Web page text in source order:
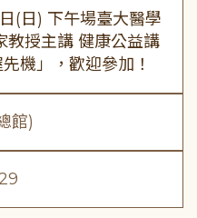
日(日) 下午場臺大醫學
教授主講 健康公益講
機」，歡迎參加！
館)